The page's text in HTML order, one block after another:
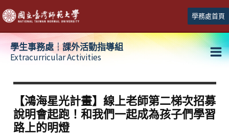
跳
至
主
學務處首頁
學生事務處┆課外活動指導組
Extracurricular Activities
【鴻海星光計畫】線上老師第二梯次招募
說明會起跑！和我們一起成為孩子們學習
路上的明燈